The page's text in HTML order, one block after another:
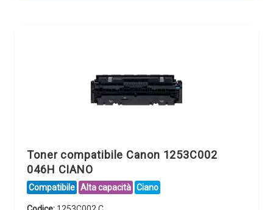
Toner compatibile Canon 1253C002
046H CIANO
Compatibile Alta capacità Ciano